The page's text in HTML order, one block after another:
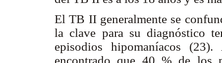
El TB II generalmente se
la clave para su diagnóstico
episodios hipomaníacos